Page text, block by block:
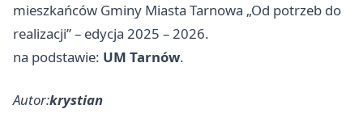
mieszkańców Gminy Miasta Tarnowa „Od potrzeb do
realizacji” – edycja 2025 – 2026.
na podstawie: UM Tarnów.
Autor:krystian